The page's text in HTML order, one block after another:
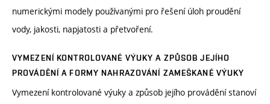
numerickými modely používanými pro řešení úloh proudění
vody, jakosti, napjatosti a přetvoření.
VYMEZENÍ KONTROLOVANÉ VÝUKY A ZPŮSOB JEJÍHO
PROVÁDĚNÍ A FORMY NAHRAZOVÁNÍ ZAMEŠKANÉ VÝUKY
Vymezení kontrolované výuky a způsob jejího provádění stanoví